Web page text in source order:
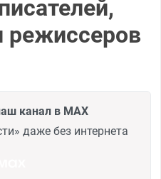
режиссеров
канал в MAX
даже без интернета